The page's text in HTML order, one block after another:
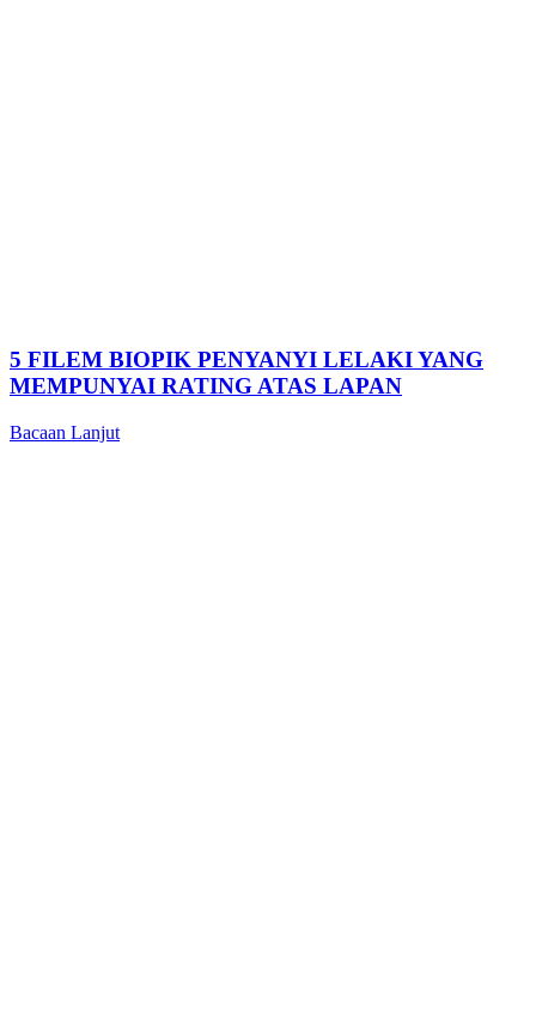
5 FILEM BIOPIK PENYANYI LELAKI YANG
MEMPUNYAI RATING ATAS LAPAN
Bacaan Lanjut